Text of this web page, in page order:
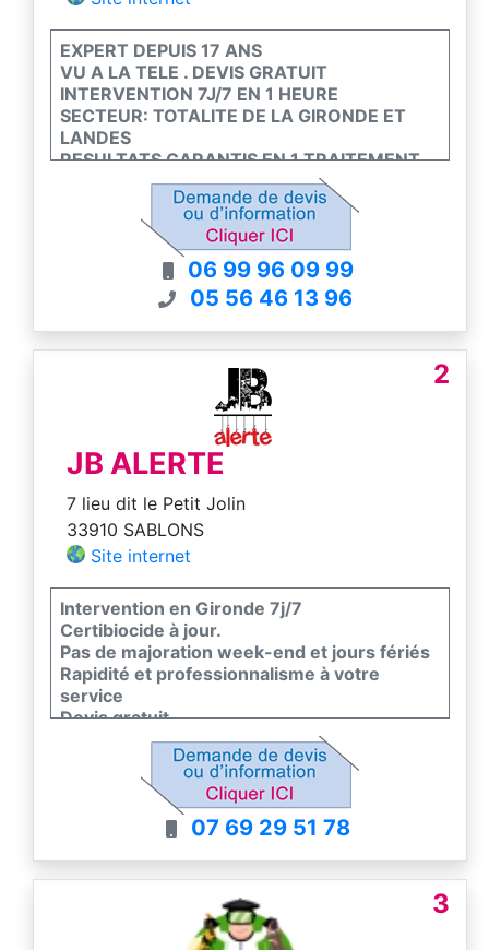
EXPERT DEPUIS 17 ANS
VU A LA TELE . DEVIS GRATUIT
INTERVENTION 7J/7 EN 1 HEURE
SECTEUR: TOTALITE DE LA GIRONDE ET
LANDES
RESULTATS GARANTIS EN 1 TRAITEMENT
06 99 96 09 99
05 56 46 13 96
2
JB ALERTE
7 lieu dit le Petit Jolin
33910 SABLONS
Site internet
Intervention en Gironde 7j/7
Certibiocide à jour.
Pas de majoration week-end et jours fériés
Rapidité et professionnalisme à votre
service
Devis gratuit
07 69 29 51 78
3